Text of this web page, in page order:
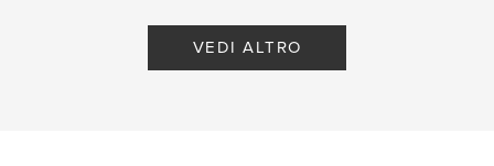
VEDI ALTRO